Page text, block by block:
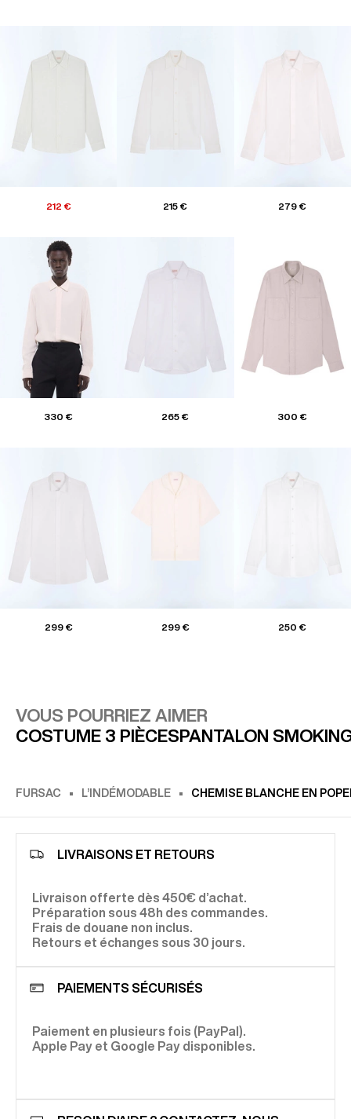
212 € 215 € 279 €
330 € 265 € 300 €
299 € 299 € 250 €
VOUS POURRIEZ AIMER
COSTUME 3 PIÈCESPANTALON
FURSAC L’INDÉMODABLE CHEMISE BLANCHE EN
LIVRAISONS ET RETOURS
Livraison offerte dès 450€ d’achat.
Préparation sous 48h des commandes.
Frais de douane non inclus.
Retours et échanges sous 30 jours.
PAIEMENTS SÉCURISÉS
Paiement en plusieurs fois (PayPal).
Apple Pay et Google Pay disponibles.